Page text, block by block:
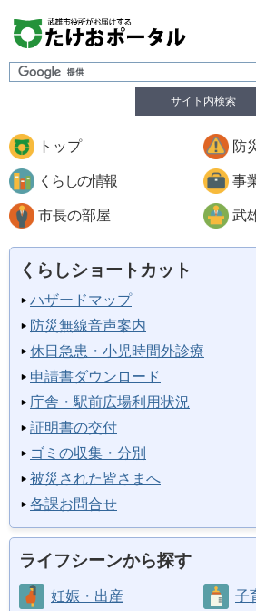
サイト内検索
トップ 防
くらしの情報 事
市長の部屋 武
くらしショートカット
ハザードマップ
防災無線音声案内
休日急患・小児時間外診療
申請書ダウンロード
庁舎・駅前広場利用状況
証明書の交付
ゴミの収集・分別
被災された皆さまへ
各課お問合せ
ライフシーンから探す
妊娠・出産 子